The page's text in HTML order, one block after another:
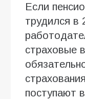
Если
трудился в
страховые
поступают